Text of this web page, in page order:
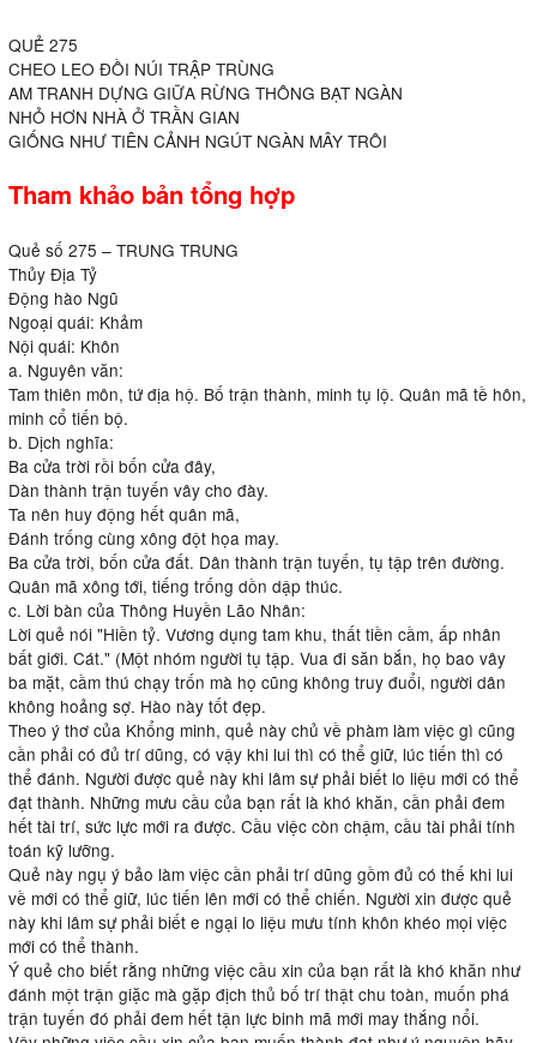
QUẺ 275
CHEO LEO ĐỒI NÚI TRẬP TRÙNG
AM TRANH DỰNG GIỮA RỪNG THÔNG BẠT NGÀN
NHỎ HƠN NHÀ Ở TRẦN GIAN
GIỐNG NHƯ TIÊN CẢNH NGÚT NGÀN MÂY TRÔI
Tham khảo bản tổng hợp
Quẻ số 275 – TRUNG TRUNG
Thủy Địa Tỷ
Động hào Ngũ
Ngoại quái: Khảm
Nội quái: Khôn
a. Nguyên văn:
Tam thiên môn, tứ địa hộ. Bố trận thành, minh tụ lộ. Quân mã tề hôn,
minh cổ tiến bộ.
b. Dịch nghĩa:
Ba cửa trời rồi bốn cửa đây,
Dàn thành trận tuyến vây cho đày.
Ta nên huy động hết quân mã,
Đánh trống cùng xông đột họa may.
Ba cửa trời, bốn cửa đất. Dân thành trận tuyến, tụ tập trên đường.
Quân mã xông tới, tiếng trống dồn dập thúc.
c. Lời bàn của Thông Huyền Lão Nhân:
Lời quẻ nói "Hiền tỷ. Vương dụng tam khu, thất tiền cầm, ấp nhân
bất giới. Cát." (Một nhóm người tụ tập. Vua đi săn bắn, họ bao vây
ba mặt, cầm thú chạy trốn mà họ cũng không truy đuổi, người dân
không hoảng sợ. Hào này tốt đẹp.
Theo ý thơ của Khổng minh, quẻ này chủ về phàm làm việc gì cũng
cần phải có đủ trí dũng, có vậy khi lui thì có thể giữ, lúc tiến thì có
thể đánh. Người được quẻ này khi lâm sự phải biết lo liệu mới có thể
đạt thành. Những mưu cầu của bạn rất là khó khăn, cần phải đem
hết tài trí, sức lực mới ra được. Cầu việc còn chậm, cầu tài phải tính
toán kỹ lưỡng.
Quẻ này ngụ ý bảo làm việc cần phải trí dũng gồm đủ có thế khi lui
về mới có thể giữ, lúc tiến lên mới có thể chiến. Người xin được quẻ
này khi lâm sự phải biết e ngại lo liệu mưu tính khôn khéo mọi việc
mới có thể thành.
Ý quẻ cho biết rằng những việc cầu xin của bạn rất là khó khăn như
đánh một trận giặc mà gặp địch thủ bố trí thật chu toàn, muốn phá
trận tuyến đó phải đem hết tận lực binh mã mới may thắng nổi.